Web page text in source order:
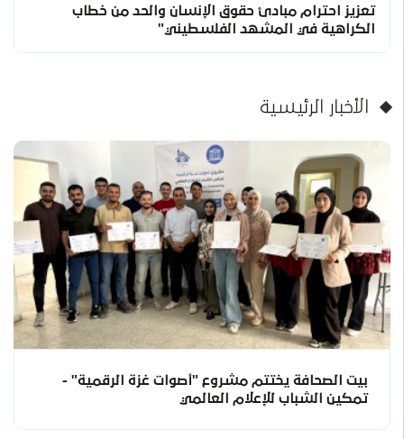
تعزيز احترام مبادئ حقوق الإنسان والحد من خطاب
الكراهية في المشهد الفلسطيني"
الأخبار الرئيسية
بيت الصحافة يختتم مشروع "أصوات غزة الرقمية" -
تمكين الشباب للإعلام العالمي